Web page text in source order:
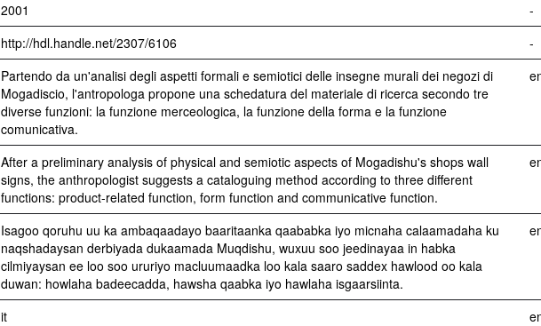
2001
-
http://hdl.handle.net/2307/6106
-
Partendo da un'analisi degli aspetti formali e semiotici delle insegne murali dei negozi di
Mogadiscio, l'antropologa propone una schedatura del materiale di ricerca secondo tre
diverse funzioni: la funzione merceologica, la funzione della forma e la funzione
comunicativa.
After a preliminary analysis of physical and semiotic aspects of Mogadishu's shops wall
signs, the anthropologist suggests a cataloguing method according to three different
functions: product-related function, form function and communicative function.
Isagoo qoruhu uu ka ambaqaadayo baaritaanka qaababka iyo micnaha calaamadaha ku
naqshadaysan derbiyada dukaamada Muqdishu, wuxuu soo jeedinayaa in habka
cilmiyaysan ee loo soo ururiyo macluumaadka loo kala saaro saddex hawlood oo kala
duwan: howlaha badeecadda, hawsha qaabka iyo hawlaha isgaarsiinta.
it